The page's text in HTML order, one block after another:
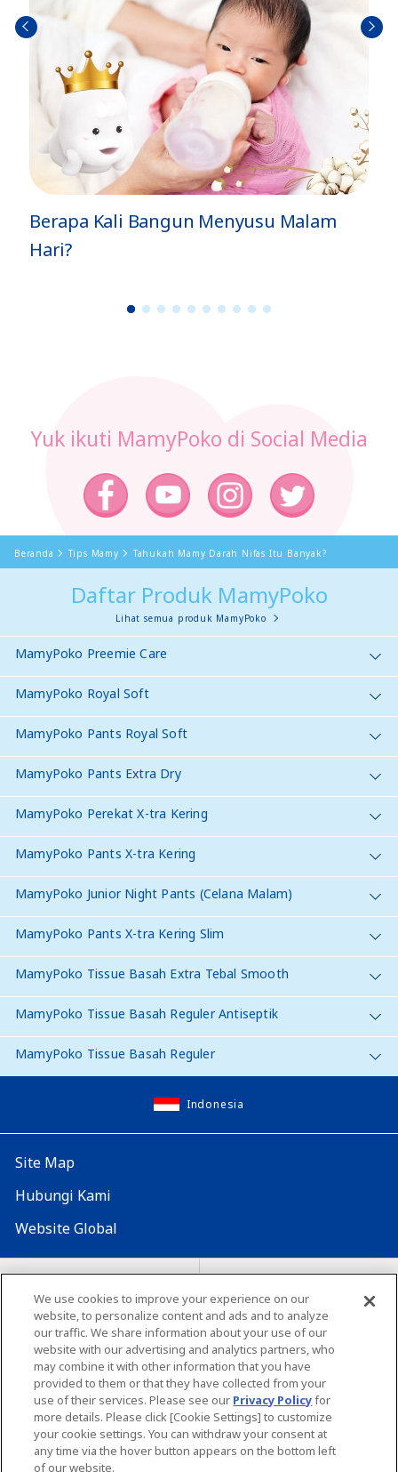
Berapa Kali Bangun Menyusu Malam
Hari?
Sebel
umn
Berik
utny
1 2 3 4 5 6 7 8 9 1
Yuk ikuti MamyPoko di Social Media
Beranda Tips Mamy Tahukah Mamy Darah Nifas Itu Banyak?
Daftar Produk MamyPoko
Lihat semua produk MamyPoko
MamyPoko Preemie Care
MamyPoko Royal Soft
MamyPoko Pants Royal Soft
MamyPoko Pants Extra Dry
MamyPoko Perekat X-tra Kering
MamyPoko Pants X-tra Kering
MamyPoko Junior Night Pants (Celana Malam)
MamyPoko Pants X-tra Kering Slim
MamyPoko Tissue Basah Extra Tebal Smooth
MamyPoko Tissue Basah Reguler Antiseptik
MamyPoko Tissue Basah Reguler
Indonesia
Site Map
Hubungi Kami
Website Global
Map Situs Lokasi seluruh dunia
Tentang penggunaan situs ini Lingkungan yang dianjurkan
Copyright© Unicharm Corporation
We use cookies to improve your experience on our
website, to personalize content and ads and to analyze
our traffic. We share information about your use of our
website with our advertising and analytics partners, who
may combine it with other information that you have
provided to them or that they have collected from your
use of their services. Please see our Privacy Policyfor
more details. Please click [Cookie Settings] to customize
your cookie settings. You can withdraw your consent at
any time via the hover button appears on the bottom left
of our website.